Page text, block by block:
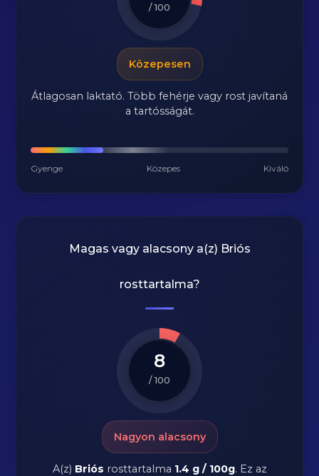
/ 100
Közepesen
Átlagosan laktató. Több fehérje vagy rost javítaná
a tartósságát.
Gyenge Közepes Kiváló
Magas vagy alacsony a(z) Briós
rosttartalma?
8
/ 100
Nagyon alacsony
A(z) Briós rosttartalma 1.4 g / 100g. Ez az